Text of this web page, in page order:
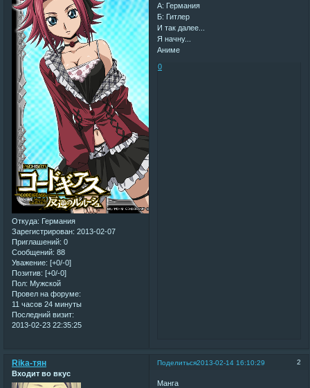
Откуда: Германия
Зарегистрирован: 2013-02-07
Приглашений: 0
Сообщений: 88
Уважение: [+0/-0]
Позитив: [+0/-0]
Пол: Мужской
Провел на форуме:
11 часов 24 минуты
Последний визит:
2013-02-23 22:35:25
А: Германия
Б: Гитлер
И так далее...
Я начну...
Аниме
0
Поделиться 2
2013-02-14 16:10:29
Rika-тян
Входит во вкус
Манга